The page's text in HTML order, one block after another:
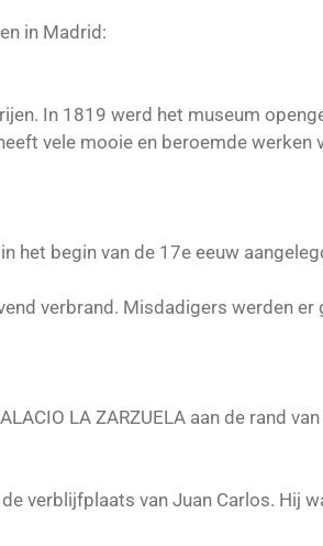
in Madrid:
In 1819 werd het museum
vele mooie en beroemde werken
het begin van de 17e eeuw
verbrand. Misdadigers werden
LA ZARZUELA aan de rand
verblijfplaats van Juan Carlos. Hij